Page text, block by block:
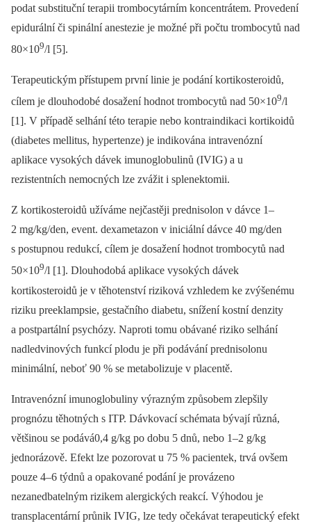
podat substituční terapii trombocytárním koncentrátem. Provedení
epidurální či spinální anestezie je možné při počtu trombocytů nad
80×109/l [5].
Terapeutickým přístupem první linie je podání kortikosteroidů,
cílem je dlouhodobé dosažení hodnot trombocytů nad 50×109/l
[1]. V případě selhání této terapie nebo kontraindikaci kortikoidů
(diabetes mellitus, hypertenze) je indikována intravenózní
aplikace vysokých dávek imunoglobulinů (IVIG) a u
rezistentních nemocných lze zvážit i splenektomii.
Z kortikosteroidů užíváme nejčastěji prednisolon v dávce 1–
2 mg/kg/den, event. dexametazon v iniciální dávce 40 mg/den
s postupnou redukcí, cílem je dosažení hodnot trombocytů nad
50×109/l [1]. Dlouhodobá aplikace vysokých dávek
kortikosteroidů je v těhotenství riziková vzhledem ke zvýšenému
riziku preeklampsie, gestačního diabetu, snížení kostní denzity
a postpartální psychózy. Naproti tomu obávané riziko selhání
nadledvinových funkcí plodu je při podávání prednisolonu
minimální, neboť 90 % se metabolizuje v placentě.
Intravenózní imunoglobuliny výrazným způsobem zlepšily
prognózu těhotných s ITP. Dávkovací schémata bývají různá,
většinou se podává0,4 g/kg po dobu 5 dnů, nebo 1–2 g/kg
jednorázově. Efekt lze pozorovat u 75 % pacientek, trvá ovšem
pouze 4–6 týdnů a opakované podání je provázeno
nezanedbatelným rizikem alergických reakcí. Výhodou je
transplacentární průnik IVIG, lze tedy očekávat terapeutický efekt